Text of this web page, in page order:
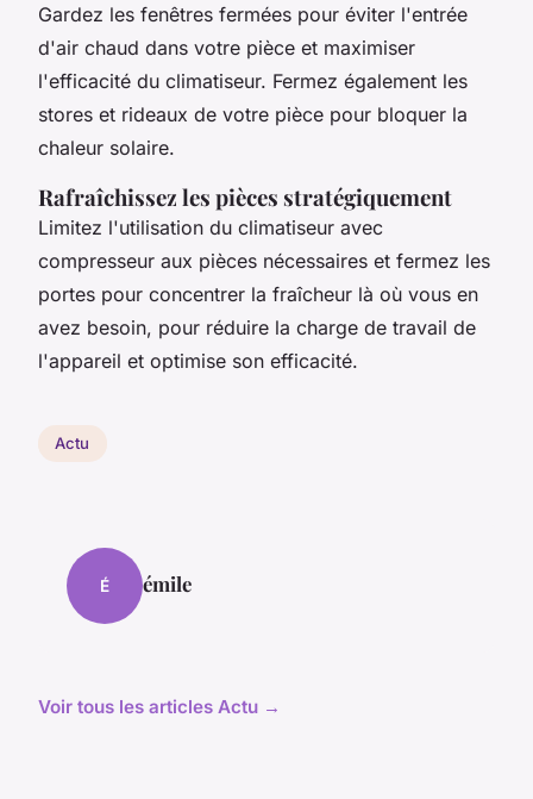
Gardez les fenêtres fermées pour éviter l'entrée
d'air chaud dans votre pièce et maximiser
l'efficacité du climatiseur. Fermez également les
stores et rideaux de votre pièce pour bloquer la
chaleur solaire.
Rafraîchissez les pièces stratégiquement
Limitez l'utilisation du climatiseur avec
compresseur aux pièces nécessaires et fermez les
portes pour concentrer la fraîcheur là où vous en
avez besoin, pour réduire la charge de travail de
l'appareil et optimise son efficacité.
Actu
É émile
Voir tous les articles Actu →